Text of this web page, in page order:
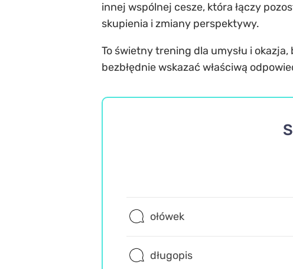
innej wspólnej cesze, która łączy
skupienia i zmiany perspektywy.
To świetny trening dla umysłu i
bezbłędnie wskazać właściwą
ołówek
długopis